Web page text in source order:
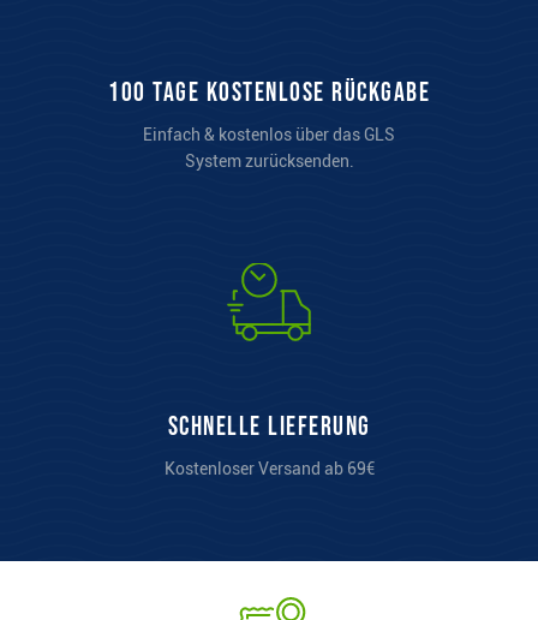
100 Tage kostenlose Rückgabe
Einfach & kostenlos über das GLS
System zurücksenden.
Schnelle Lieferung
Kostenloser Versand ab 69€